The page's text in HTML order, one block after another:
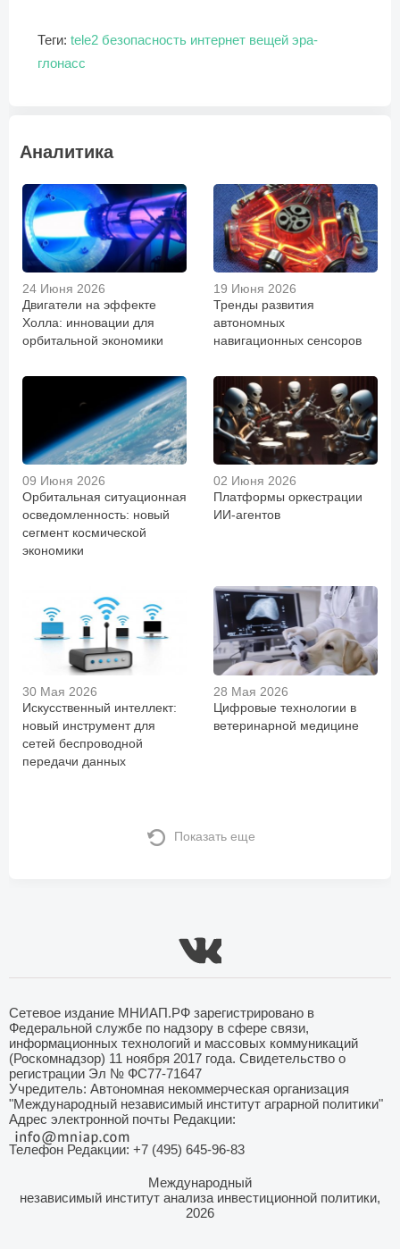
Теги: tele2 безопасность интернет вещей эра-
глонасс
Аналитика
24 Июня 2026
Двигатели на эффекте
Холла: инновации для
орбитальной экономики
19 Июня 2026
Тренды развития
автономных
навигационных сенсоров
09 Июня 2026
Орбитальная ситуационная
осведомленность: новый
сегмент космической
экономики
02 Июня 2026
Платформы оркестрации
ИИ-агентов
30 Мая 2026
Искусственный интеллект:
новый инструмент для
сетей беспроводной
передачи данных
28 Мая 2026
Цифровые технологии в
ветеринарной медицине
Показать еще
Сетевое издание МНИАП.РФ зарегистрировано в
Федеральной службе по надзору в сфере связи,
информационных технологий и массовых коммуникаций
(Роскомнадзор) 11 ноября 2017 года. Свидетельство о
регистрации Эл № ФС77-71647
Учредитель: Автономная некоммерческая организация
"Международный независимый институт аграрной политики"
Адрес электронной почты Редакции:
Телефон Редакции: +7 (495) 645-96-83
Международный
независимый институт анализа инвестиционной политики,
2026